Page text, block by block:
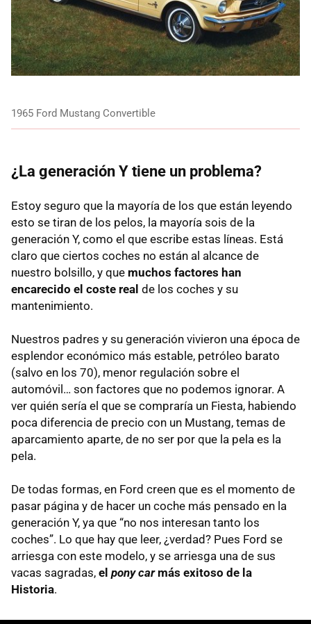
1965 Ford Mustang Convertible
¿La generación Y tiene un problema?
Estoy seguro que la mayoría de los que están leyendo
esto se tiran de los pelos, la mayoría sois de la
generación Y, como el que escribe estas líneas. Está
claro que ciertos coches no están al alcance de
nuestro bolsillo, y que muchos factores han
encarecido el coste real de los coches y su
mantenimiento.
Nuestros padres y su generación vivieron una época de
esplendor económico más estable, petróleo barato
(salvo en los 70), menor regulación sobre el
automóvil… son factores que no podemos ignorar. A
ver quién sería el que se compraría un Fiesta, habiendo
poca diferencia de precio con un Mustang, temas de
aparcamiento aparte, de no ser por que la pela es la
pela.
De todas formas, en Ford creen que es el momento de
pasar página y de hacer un coche más pensado en la
generación Y, ya que “no nos interesan tanto los
coches”. Lo que hay que leer, ¿verdad? Pues Ford se
arriesga con este modelo, y se arriesga una de sus
vacas sagradas, el pony carmás exitoso de la
Historia.